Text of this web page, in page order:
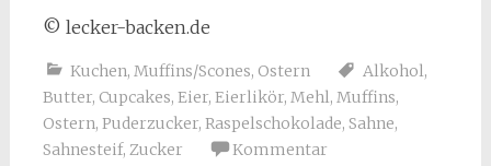
© lecker-backen.de
Kuchen, Muffins/Scones, Ostern Alkohol,
Butter, Cupcakes, Eier, Eierlikör, Mehl, Muffins,
Ostern, Puderzucker, Raspelschokolade, Sahne,
Sahnesteif, Zucker
Kommentar